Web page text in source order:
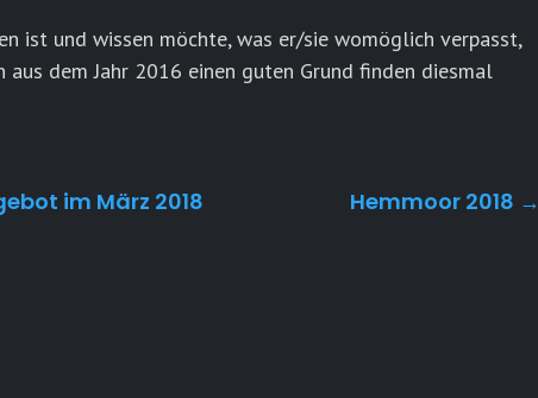
ist und wissen möchte, was er/sie womöglich verpasst,
dem Jahr 2016 einen guten Grund finden diesmal
im März 2018 Hemmoor 2018 →